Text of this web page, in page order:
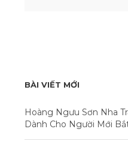
BÀI VIẾT MỚI
Hoàng Ngưu Sơn Nha
Dành Cho Người Mới